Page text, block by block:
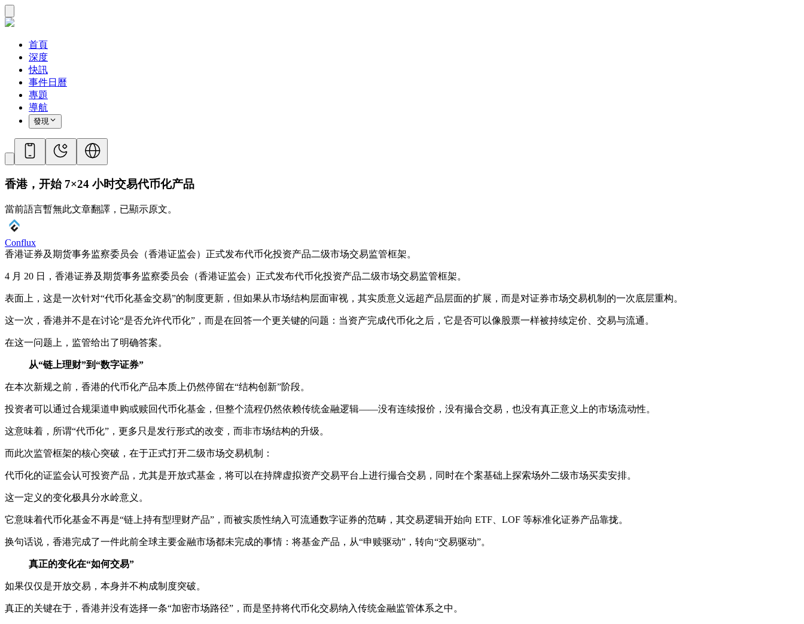
首頁
深度
快訊
事件日曆
專題
導航
發現
香港，开始 7×24 小时交易代币化产品
當前語言暫無此文章翻譯，已顯示原文。
Conflux
香港证券及期货事务监察委员会（香港证监会）正式发布代币化投资产品二级市场交易监管框架。
4 月 20 日，香港证券及期货事务监察委员会（香港证监会）正式发布代币化投资产品二级市场交易监管框架。
表面上，这是一次针对“代币化基金交易”的制度更新，但如果从市场结构层面审视，其实质意义远超产品层面的扩展，而是对证券市场交易机制的一次底层重构。
这一次，香港并不是在讨论“是否允许代币化”，而是在回答一个更关键的问题：当资产完成代币化之后，它是否可以像股票一样被持续定价、交易与流通。
在这一问题上，监管给出了明确答案。
从“链上理财”到“数字证券”
在本次新规之前，香港的代币化产品本质上仍然停留在“结构创新”阶段。
投资者可以通过合规渠道申购或赎回代币化基金，但整个流程仍然依赖传统金融逻辑——没有连续报价，没有撮合交易，也没有真正意义上的市场流动性。
这意味着，所谓“代币化”，更多只是发行形式的改变，而非市场结构的升级。
而此次监管框架的核心突破，在于正式打开二级市场交易机制：
代币化的证监会认可投资产品，尤其是开放式基金，将可以在持牌虚拟资产交易平台上进行撮合交易，同时在个案基础上探索场外二级市场买卖安排。
这一定义的变化极具分水岭意义。
它意味着代币化基金不再是“链上持有型理财产品”，而被实质性纳入可流通数字证券的范畴，其交易逻辑开始向 ETF、LOF 等标准化证券产品靠拢。
换句话说，香港完成了一件此前全球主要金融市场都未完成的事情：将基金产品，从“申赎驱动”，转向“交易驱动”。
真正的变化在“如何交易”
如果仅仅是开放交易，本身并不构成制度突破。
真正的关键在于，香港并没有选择一条“加密市场路径”，而是坚持将代币化交易纳入传统金融监管体系之中。